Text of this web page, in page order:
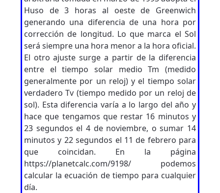
Huso de 3 horas al oeste de Greenwich
generando una diferencia de una hora por
corrección de longitud. Lo que marca el Sol
será siempre una hora menor a la hora oficial.
El otro ajuste surge a partir de la diferencia
entre el tiempo solar medio Tm (medido
generalmente por un reloj) y el tiempo solar
verdadero Tv (tiempo medido por un reloj de
sol). Esta diferencia varía a lo largo del año y
hace que tengamos que restar 16 minutos y
23 segundos el 4 de noviembre, o sumar 14
minutos y 22 segundos el 11 de febrero para
que coincidan. En la página
https://planetcalc.com/9198/ podemos
calcular la ecuación de tiempo para cualquier
día.